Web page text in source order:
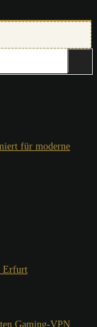
für moderne
Erfurt
Gaming-VPN